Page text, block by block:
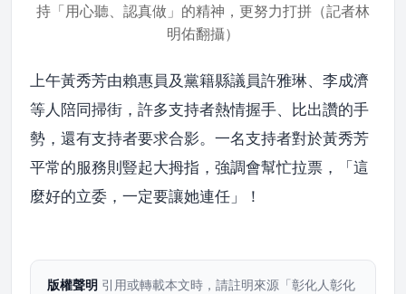
持「用心聽、認真做」的精神，更努力打拼（記者林
明佑翻攝）
上午黃秀芳由賴惠員及黨籍縣議員許雅琳、李成濟
等人陪同掃街，許多支持者熱情握手、比出讚的手
勢，還有支持者要求合影。一名支持者對於黃秀芳
平常的服務則豎起大拇指，強調會幫忙拉票，「這
麼好的立委，一定要讓她連任」！
版權聲明 引用或轉載本文時，請註明來源「彰化人彰化